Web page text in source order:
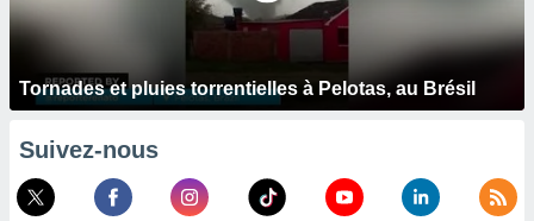
Tornades et pluies torrentielles à Pelotas, au Brésil
Suivez-nous